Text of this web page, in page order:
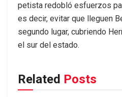
petista redobló esfuerzos
es decir, evitar que lleguen
segundo lugar, cubriendo
el sur del estado.
Related Posts